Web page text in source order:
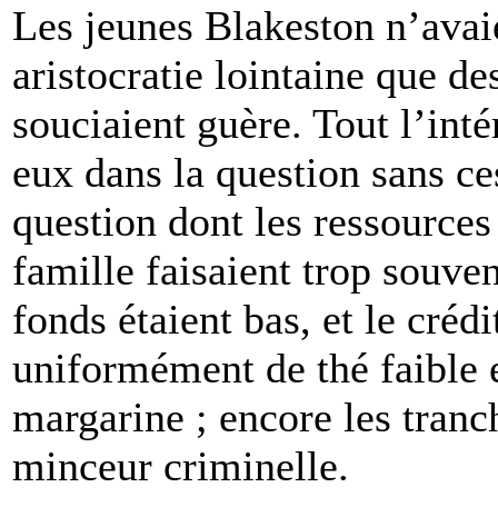
Les jeunes Blakeston
aristocratie lointaine que
souciaient guère. Tout
eux dans la question sans
question dont les
famille faisaient trop
fonds étaient bas, et le
uniformément de thé faible
margarine ; encore les
minceur criminelle.